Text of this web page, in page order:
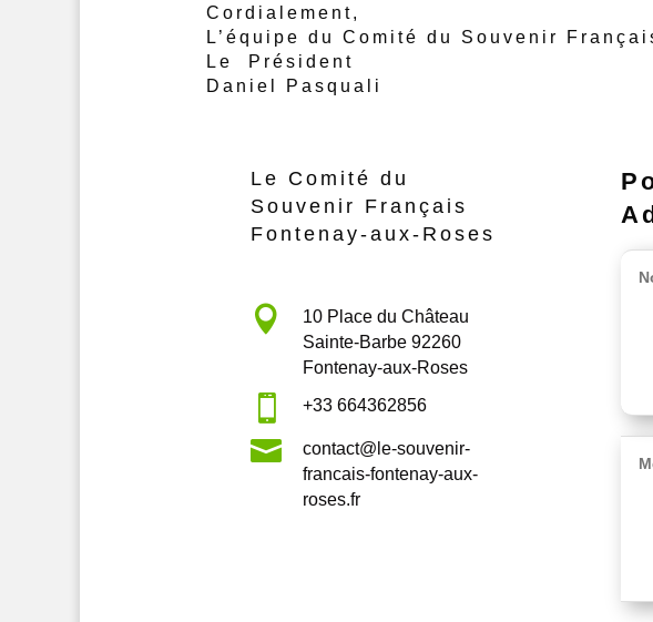
Cordialement,
L’équipe du Comité du Souvenir
Le Président
Daniel Pasquali
Le Comité du
Souvenir Français
Fontenay-aux-Roses

10 Place du Château
Sainte-Barbe 92260
Fontenay-aux-Roses
 +33 664362856

contact@le-souvenir-
francais-fontenay-aux-
roses.fr